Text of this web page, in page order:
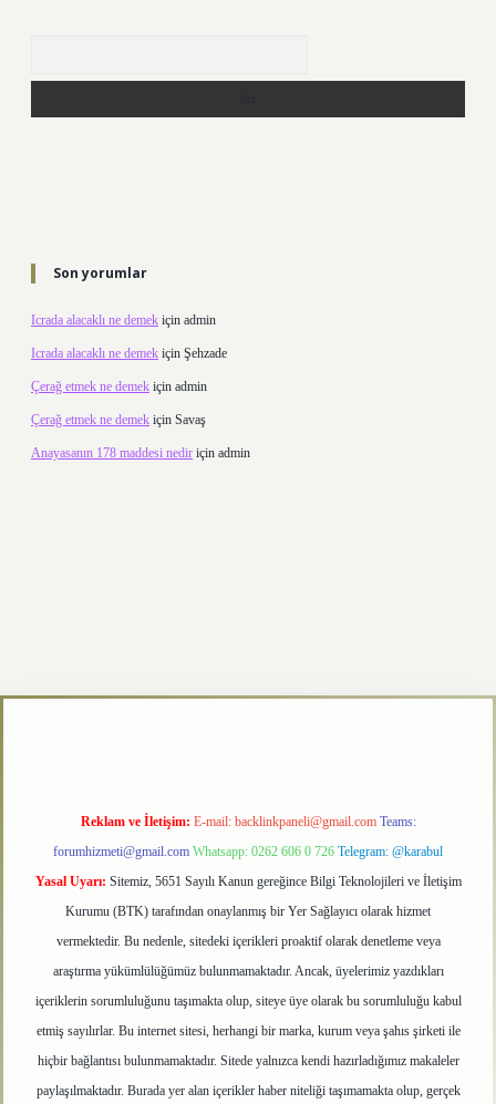
Son yorumlar
Icrada alacaklı ne demek için admin
Icrada alacaklı ne demek için Şehzade
Çerağ etmek ne demek için admin
Çerağ etmek ne demek için Savaş
Anayasanın 178 maddesi nedir için admin
Reklam ve İletişim: E-mail: backlinkpaneli@gmail.com Teams:
forumhizmeti@gmail.com Whatsapp: 0262 606 0 726 Telegram: @karabul
Yasal Uyarı: Sitemiz, 5651 Sayılı Kanun gereğince Bilgi Teknolojileri ve İletişim
Kurumu (BTK) tarafından onaylanmış bir Yer Sağlayıcı olarak hizmet
vermektedir. Bu nedenle, sitedeki içerikleri proaktif olarak denetleme veya
araştırma yükümlülüğümüz bulunmamaktadır. Ancak, üyelerimiz yazdıkları
içeriklerin sorumluluğunu taşımakta olup, siteye üye olarak bu sorumluluğu kabul
etmiş sayılırlar. Bu internet sitesi, herhangi bir marka, kurum veya şahıs şirketi ile
hiçbir bağlantısı bulunmamaktadır. Sitede yalnızca kendi hazırladığımız makaleler
paylaşılmaktadır. Burada yer alan içerikler haber niteliği taşımamakta olup, gerçek